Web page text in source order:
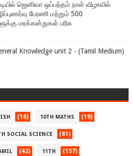
ஜெனிவா ஒப்பந்தம் நாள் விழாவில்
பேரணி மற்றும் 500
மரக்கன்றுகள் பரிசு
Knowledge unit 2 - (Tamil Medium)
(18) 10TH MATHS (19)
SOCIAL SCIENCE (81)
(42) 11TH (157)